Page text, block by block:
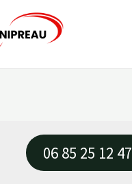
06 85 25 12 47